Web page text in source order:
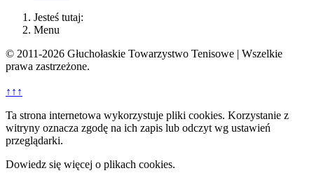
Jesteś tutaj:
Menu
© 2011-2026 Głuchołaskie Towarzystwo Tenisowe | Wszelkie
prawa zastrzeżone.
↑↑↑
Ta strona internetowa wykorzystuje pliki cookies. Korzystanie z
witryny oznacza zgodę na ich zapis lub odczyt wg ustawień
przeglądarki.
Dowiedz się więcej o plikach cookies.